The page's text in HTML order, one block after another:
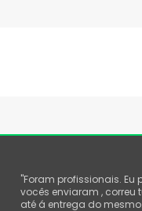
"Foram profissionais. Eu
vocês enviaram , correu
até á entrega do